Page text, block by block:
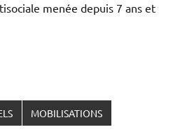
menée depuis 7 ans et
MOBILISATIONS